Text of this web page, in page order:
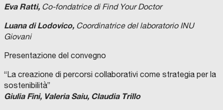
Eva Ratti, Co-fondatrice di Find Your Doctor
Luana di Lodovico, Coordinatrice del laboratorio INU
Giovani
Presentazione del convegno
“La creazione di percorsi collaborativi come strategia per la
sostenibilità”
Giulia Fini, Valeria Saiu, Claudia Trillo